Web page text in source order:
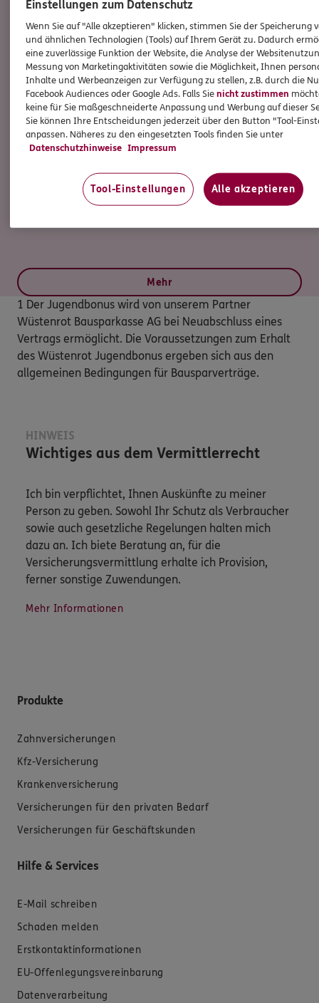
Steffen Littmann
Geschäftsstellenleiter
03328/3898963
steffen.littmann@ergo.de
Mehr
1 Der Jugendbonus wird von unserem Partner
Wüstenrot Bausparkasse AG bei Neuabschluss eines
Vertrags ermöglicht. Die Voraussetzungen zum Erhalt
des Wüstenrot Jugendbonus ergeben sich aus den
allgemeinen Bedingungen für Bausparverträge.
HINWEIS
Wichtiges aus dem Vermittlerrecht
Ich bin verpflichtet, Ihnen Auskünfte zu meiner
Person zu geben. Sowohl Ihr Schutz als Verbraucher
sowie auch gesetzliche Regelungen halten mich
dazu an. Ich biete Beratung an, für die
Versicherungsvermittlung erhalte ich Provision,
ferner sonstige Zuwendungen.
Mehr Informationen
Produkte
Zahnversicherungen
Kfz-Versicherung
Krankenversicherung
Versicherungen für den privaten Bedarf
Versicherungen für Geschäftskunden
Hilfe & Services
E-Mail schreiben
Schaden melden
Erstkontaktinformationen
EU-Offenlegungsvereinbarung
Datenverarbeitung
Einstellungen zum Datenschutz
Wenn Sie auf "Alle akzeptieren" klicken, stimmen Sie der Speicherung
und ähnlichen Technologien (Tools) auf Ihrem Gerät zu. Dadurch
eine zuverlässige Funktion der Website, die Analyse der
Messung von Marketingaktivitäten sowie die Möglichkeit, Ihnen
Inhalte und Werbeanzeigen zur Verfügung zu stellen, z.B. durch die
Facebook Audiences oder Google Ads. Falls Sienicht zustimmen
keine für Sie maßgeschneiderte Anpassung und Werbung auf dieser
Sie können Ihre Entscheidungen jederzeit über den Button "Tool-
anpassen. Näheres zu den eingesetzten Tools finden Sie unter
Datenschutzhinweise Impressum
Tool-Einstellungen Alle akzeptieren